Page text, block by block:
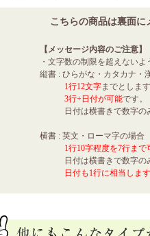
こちらの商品は裏面
【メッセージ内容のご注意】
・文字数の制限を超えないよ
縦書 : ひらがな・カタカナ・
1行12文字までとします
3行+日付が可能で
日付は横書きで数字のみ
横書 : 英文・ローマ字の場合
1行10字程度を7行まで
日付は横書きで数字のみ
日付も1行に相当します